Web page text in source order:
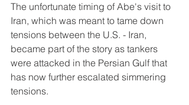
The unfortunate timing of Abe's visit to
Iran, which was meant to tame down
tensions between the U.S. - Iran,
became part of the story as tankers
were attacked in the Persian Gulf that
has now further escalated simmering
tensions.